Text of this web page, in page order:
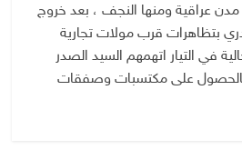
مدن عراقية ومنها النجف ، بعد خروج
بتظاهرات قرب مولات تجارية
في التيار اتهمهم السيد الصدر
بالحصول على مكتسبات وصفقات